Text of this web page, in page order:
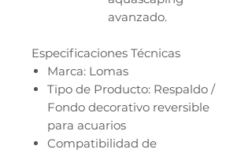
avanzado.
Especificaciones Técnicas
Marca: Lomas
Tipo de Producto: Respaldo /
Fondo decorativo reversible
para acuarios
Compatibilidad de